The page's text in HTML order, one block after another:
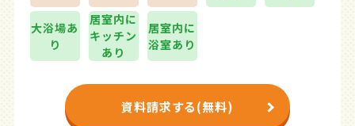
大浴場あ
り
居室内に
キッチン
あり
居室内に
浴室あり
資料請求する(無料)